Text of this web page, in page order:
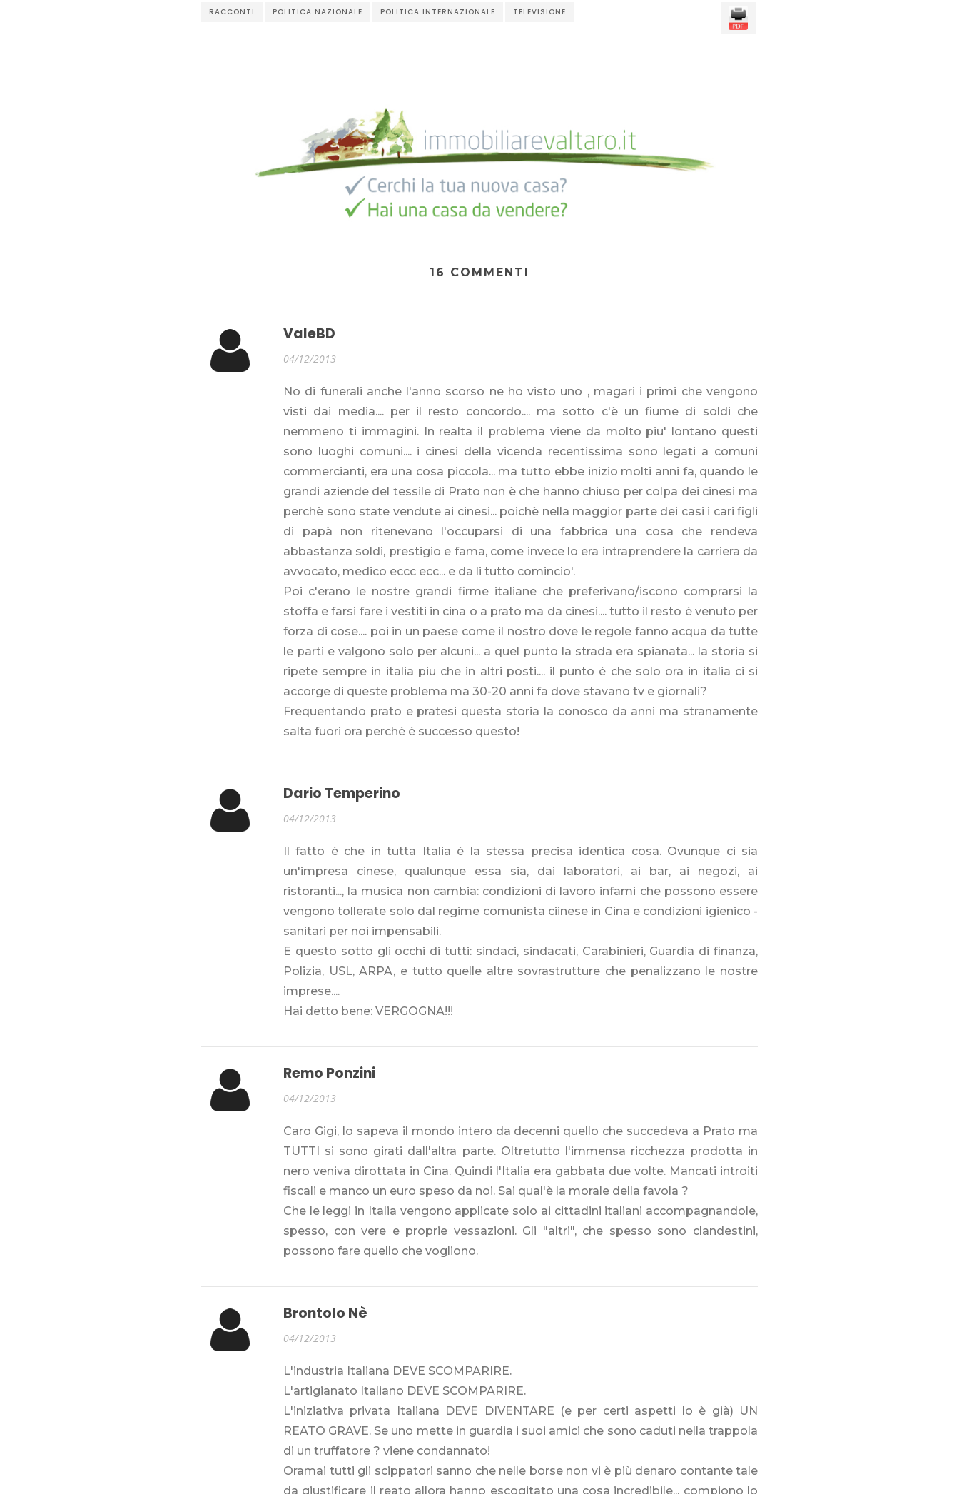
RACCONTI POLITICA NAZIONALE POLITICA INTERNAZIONALE TELEVISIONE
16 COMMENTI
ValeBD
04/12/2013
No di funerali anche l'anno scorso ne ho visto uno , magari i primi che vengono
visti dai media.... per il resto concordo.... ma sotto c'è un fiume di soldi che
nemmeno ti immagini. In realta il problema viene da molto piu' lontano questi
sono luoghi comuni.... i cinesi della vicenda recentissima sono legati a comuni
commercianti, era una cosa piccola... ma tutto ebbe inizio molti anni fa, quando le
grandi aziende del tessile di Prato non è che hanno chiuso per colpa dei cinesi ma
perchè sono state vendute ai cinesi... poichè nella maggior parte dei casi i cari figli
di papà non ritenevano l'occuparsi di una fabbrica una cosa che rendeva
abbastanza soldi, prestigio e fama, come invece lo era intraprendere la carriera da
avvocato, medico eccc ecc... e da li tutto comincio'.
Poi c'erano le nostre grandi firme italiane che preferivano/iscono comprarsi la
stoffa e farsi fare i vestiti in cina o a prato ma da cinesi.... tutto il resto è venuto per
forza di cose.... poi in un paese come il nostro dove le regole fanno acqua da tutte
le parti e valgono solo per alcuni... a quel punto la strada era spianata... la storia si
ripete sempre in italia piu che in altri posti.... il punto è che solo ora in italia ci si
accorge di queste problema ma 30-20 anni fa dove stavano tv e giornali?
Frequentando prato e pratesi questa storia la conosco da anni ma stranamente
salta fuori ora perchè è successo questo!
Dario Temperino
04/12/2013
Il fatto è che in tutta Italia è la stessa precisa identica cosa. Ovunque ci sia
un'impresa cinese, qualunque essa sia, dai laboratori, ai bar, ai negozi, ai
ristoranti..., la musica non cambia: condizioni di lavoro infami che possono essere
vengono tollerate solo dal regime comunista ciinese in Cina e condizioni igienico -
sanitari per noi impensabili.
E questo sotto gli occhi di tutti: sindaci, sindacati, Carabinieri, Guardia di finanza,
Polizia, USL, ARPA, e tutto quelle altre sovrastrutture che penalizzano le nostre
imprese....
Hai detto bene: VERGOGNA!!!
Remo Ponzini
04/12/2013
Caro Gigi, lo sapeva il mondo intero da decenni quello che succedeva a Prato ma
TUTTI si sono girati dall'altra parte. Oltretutto l'immensa ricchezza prodotta in
nero veniva dirottata in Cina. Quindi l'Italia era gabbata due volte. Mancati introiti
fiscali e manco un euro speso da noi. Sai qual'è la morale della favola ?
Che le leggi in Italia vengono applicate solo ai cittadini italiani accompagnandole,
spesso, con vere e proprie vessazioni. Gli "altri", che spesso sono clandestini,
possono fare quello che vogliono.
Brontolo Nè
04/12/2013
L'industria Italiana DEVE SCOMPARIRE.
L'artigianato Italiano DEVE SCOMPARIRE.
L'iniziativa privata Italiana DEVE DIVENTARE (e per certi aspetti lo è già) UN
REATO GRAVE. Se uno mette in guardia i suoi amici che sono caduti nella trappola
di un truffatore ? viene condannato!
Oramai tutti gli scippatori sanno che nelle borse non vi è più denaro contante tale
da giustificare il reato allora hanno escogitato una cosa incredibile... compiono lo